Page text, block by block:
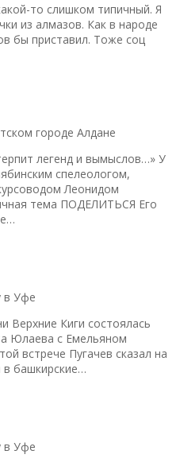
то слишком типичный. Я
из алмазов. Как в народе
бы приставил. Тоже соц
городе Алдане
легенд и вымыслов…» У
спелеологом,
Леонидом
тема ПОДЕЛИТЬСЯ Его
в Уфе
Верхние Киги состоялась
Юлаева с Емельяном
встрече Пугачев сказал на
в башкирские…
в Уфе